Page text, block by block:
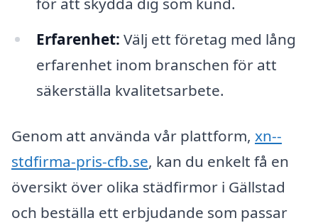
Erfarenhet: Välj ett företag med lång
erfarenhet inom branschen för att
säkerställa kvalitetsarbete.
Genom att använda vår plattform, xn--
stdfirma-pris-cfb.se, kan du enkelt få en
översikt över olika städfirmor i Gällstad
och beställa ett erbjudande som passar